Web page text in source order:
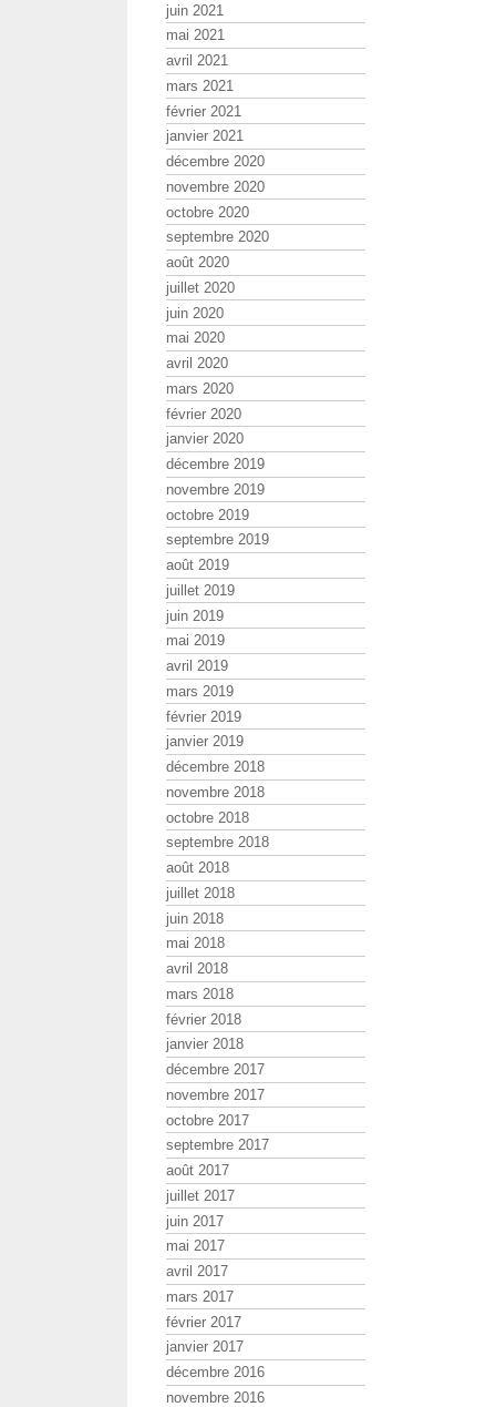
juin 2021
mai 2021
avril 2021
mars 2021
février 2021
janvier 2021
décembre 2020
novembre 2020
octobre 2020
septembre 2020
août 2020
juillet 2020
juin 2020
mai 2020
avril 2020
mars 2020
février 2020
janvier 2020
décembre 2019
novembre 2019
octobre 2019
septembre 2019
août 2019
juillet 2019
juin 2019
mai 2019
avril 2019
mars 2019
février 2019
janvier 2019
décembre 2018
novembre 2018
octobre 2018
septembre 2018
août 2018
juillet 2018
juin 2018
mai 2018
avril 2018
mars 2018
février 2018
janvier 2018
décembre 2017
novembre 2017
octobre 2017
septembre 2017
août 2017
juillet 2017
juin 2017
mai 2017
avril 2017
mars 2017
février 2017
janvier 2017
décembre 2016
novembre 2016